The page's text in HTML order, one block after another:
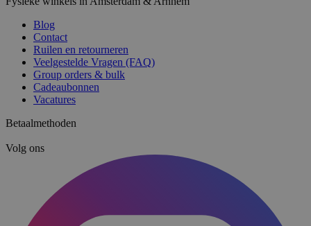
Blog
Contact
Ruilen en retourneren
Veelgestelde Vragen (FAQ)
Group orders & bulk
Cadeaubonnen
Vacatures
Betaalmethoden
Volg ons